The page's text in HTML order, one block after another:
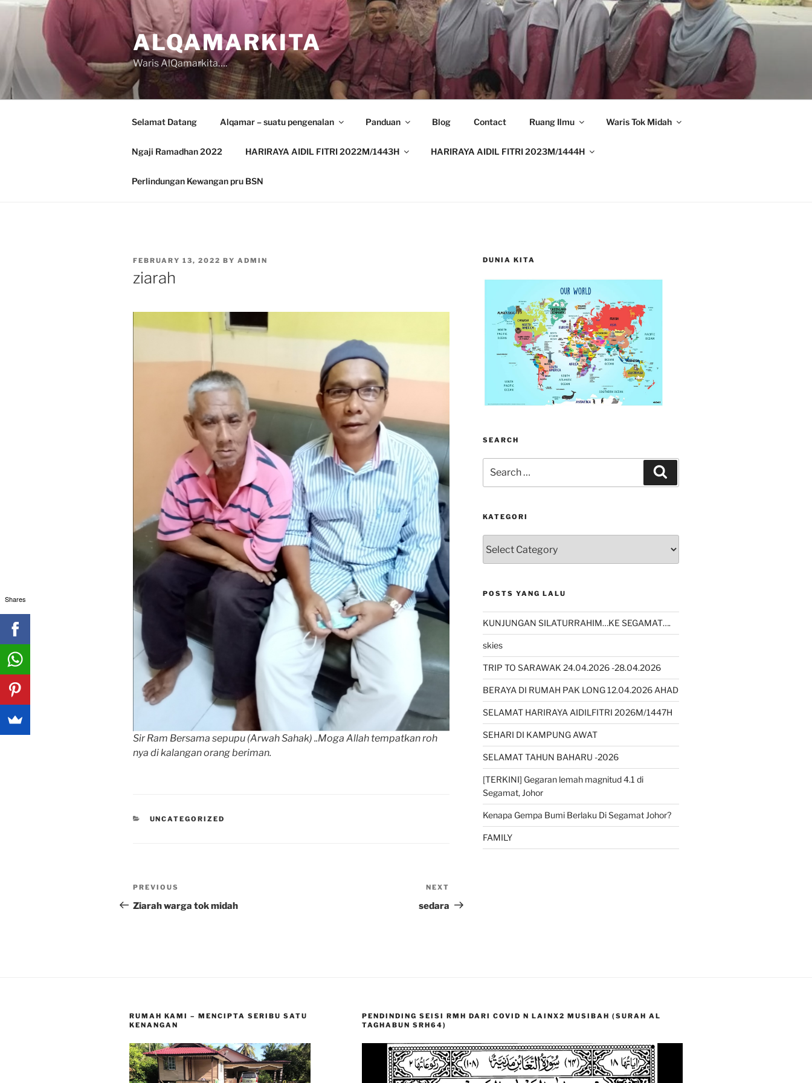
Skip
content
ALQAMARKITA
Waris AlQamarkita….
Selamat Datang Alqamar – suatu pengenalan Panduan Blog Contact Ruang Ilmu Waris Tok Midah
Ngaji Ramadhan 2022 HARIRAYA AIDIL FITRI 2022M/1443H HARIRAYA AIDIL FITRI 2023M/1444H
Perlindungan Kewangan pru BSN
POSTED
ON
FEBRUARY 13, 2022 BY ADMIN
ziarah
Sir Ram Bersama sepupu (Arwah Sahak) ..Moga Allah tempatkan roh
nya di kalangan orang beriman.
CATEGORIES
UNCATEGORIZED
Post
navigation
Previous
Post
PREVIOUS
Ziarah warga tok midah
Post
NEXT
sedara
DUNIA KITA
SEARCH
for:
KATEGORI
POSTS YANG LALU
KUNJUNGAN SILATURRAHIM…KE SEGAMAT….
skies
TRIP TO SARAWAK 24.04.2026 -28.04.2026
BERAYA DI RUMAH PAK LONG 12.04.2026 AHAD
SELAMAT HARIRAYA AIDILFITRI 2026M/1447H
SEHARI DI KAMPUNG AWAT
SELAMAT TAHUN BAHARU -2026
[TERKINI] Gegaran lemah magnitud 4.1 di
Segamat, Johor
Kenapa Gempa Bumi Berlaku Di Segamat Johor?
FAMILY
RUMAH KAMI – MENCIPTA SERIBU SATU
KENANGAN
PENDINDING SEISI RMH DARI COVID N LAINX2 MUSIBAH (SURAH AL
TAGHABUN SRH64)
Shares